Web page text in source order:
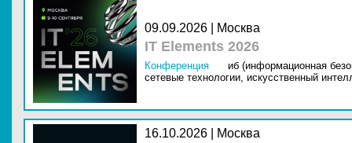
09.09.2026 | Москва
IT Elements 2026
Конференция
иб (информационная
сетевые технологии, искусственный
16.10.2026 | Москва